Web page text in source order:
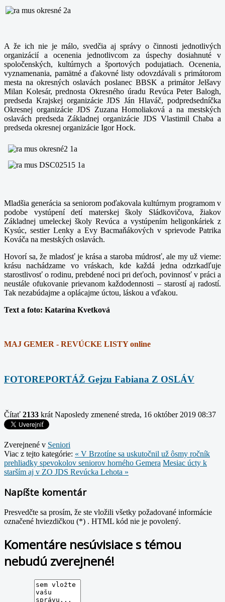
A že ich nie je málo, svedčia aj správy o činnosti jednotlivých
organizácií a ocenenia jednotlivcom za úspechy dosiahnuté v
spoločenských, kultúrnych a športových podujatiach. Ocenenia,
vyznamenania, pamätné a ďakovné listy odovzdávali s primátorom
mesta na okresných oslavách poslanec BBSK a primátor Jelšavy
Milan Kolesár, prednosta Okresného úradu Revúca Peter Balogh,
predseda Krajskej organizácie JDS Ján Hlaváč, podpredsedníčka
Okresnej organizácie JDS Zuzana Homoliaková a na mestských
oslavách predseda Základnej organizácie JDS Vlastimil Chaba a
predseda okresnej organizácie Igor Hock.
Mladšia generácia sa seniorom poďakovala kultúrnym programom v
podobe vystúpení detí materskej školy Sládkovičova, žiakov
Základnej umeleckej školy Revúca a vystúpením heligonkáriek z
Kysúc, sestier Lenky a Evy Bacmaňákových v sprievode Patrika
Kováča na mestských oslavách.
Hovorí sa, že mladosť je krása a staroba múdrosť, ale my už vieme:
krásu nachádzame vo vráskach, kde každá jedna odzrkadľuje
starostlivosť o rodinu, prebdené noci pri deťoch, povinnosť v práci a
neustále ofukovanie prievanom každodennosti – starostí aj radostí.
Tak nezabúdajme a oplácajme úctou, láskou a vďakou.
Text a foto: Katarína Kvetková
MAJ GEMER - REVÚCKE LISTY online
FOTOREPORTÁŽ Gejzu Fabiana Z OSLÁV
Čítať 2133 krát Naposledy zmenené streda, 16 október 2019 08:37
Zverejnené v Seniori
Viac z tejto kategórie: « V Brzotíne sa uskutočnil už ôsmy ročník
prehliadky spevokolov seniorov horného Gemera Mesiac úcty k
starším aj v ZO JDS Revúcka Lehota »
Napíšte komentár
Presvedčte sa prosím, že ste vložili všetky požadované informácie
označené hviezdičkou (*) . HTML kód nie je povolený.
Komentáre nesúvisiace s témou
nebudú zverejnené!